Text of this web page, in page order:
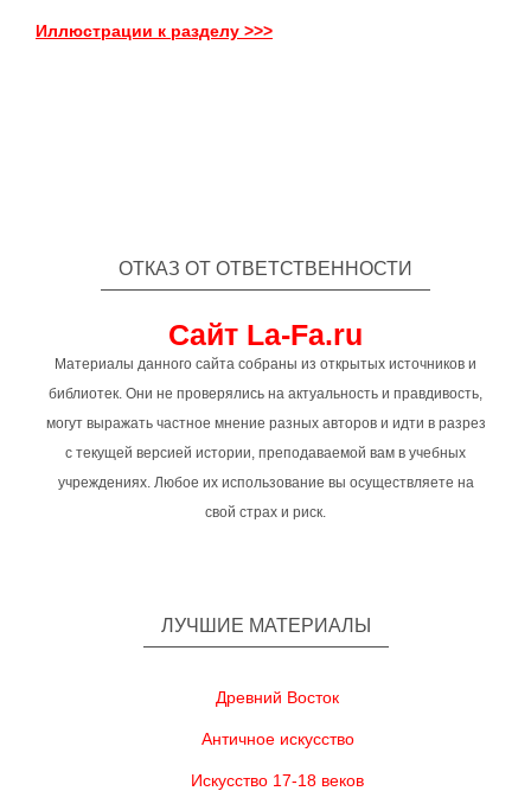
Иллюстрации к разделу >>>
ОТКАЗ ОТ ОТВЕТСТВЕННОСТИ
Сайт La-Fa.ru
Материалы данного сайта собраны из открытых источников и
библиотек. Они не проверялись на актуальность и правдивость,
могут выражать частное мнение разных авторов и идти в разрез
с текущей версией истории, преподаваемой вам в учебных
учреждениях. Любое их использование вы осуществляете на
свой страх и риск.
ЛУЧШИЕ МАТЕРИАЛЫ
Древний Восток
Античное искусство
Искусство 17-18 веков